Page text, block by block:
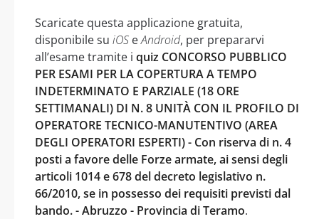
Scaricate questa applicazione gratuita,
disponibile su iOS eAndroid, per prepararvi
all’esame tramite i quiz CONCORSO PUBBLICO
PER ESAMI PER LA COPERTURA A TEMPO
INDETERMINATO E PARZIALE (18 ORE
SETTIMANALI) DI N. 8 UNITÀ CON IL PROFILO DI
OPERATORE TECNICO-MANUTENTIVO (AREA
DEGLI OPERATORI ESPERTI) - Con riserva di n. 4
posti a favore delle Forze armate, ai sensi degli
articoli 1014 e 678 del decreto legislativo n.
66/2010, se in possesso dei requisiti previsti dal
bando. - Abruzzo - Provincia di Teramo.